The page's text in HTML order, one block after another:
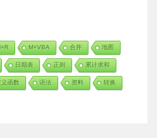
M+VBA 合并 地图
日期表 正则 累计求和
义函数 语法 资料 转换